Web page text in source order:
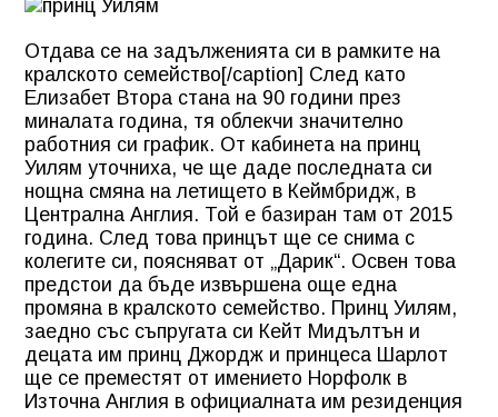
Отдава се на задълженията си в рамките на
кралското семейство[/caption] След като
Елизабет Втора стана на 90 години през
миналата година, тя облекчи значително
работния си график. От кабинета на принц
Уилям уточниха, че ще даде последната си
нощна смяна на летището в Кеймбридж, в
Централна Англия. Той е базиран там от 2015
година. След това принцът ще се снима с
колегите си, поясняват от „Дарик“. Освен това
предстои да бъде извършена още една
промяна в кралското семейство. Принц Уилям,
заедно със съпругата си Кейт Мидълтън и
децата им принц Джордж и принцеса Шарлот
ще се преместят от имението Норфолк в
Източна Англия в официалната им резиденция